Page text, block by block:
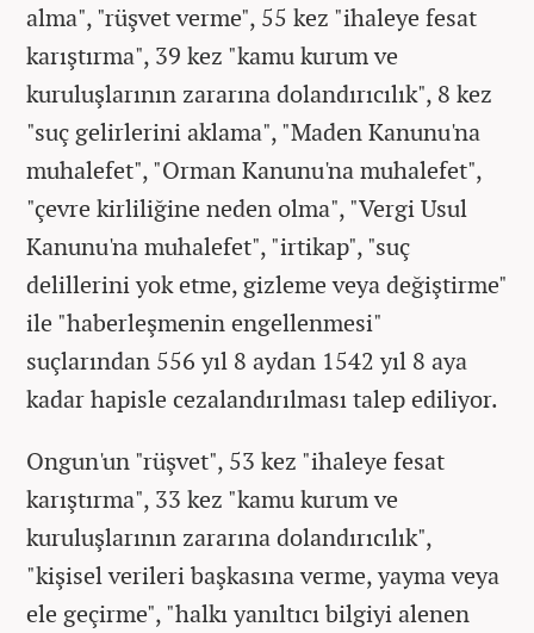
alma", "rüşvet verme", 55 kez "ihaleye fesat
karıştırma", 39 kez "kamu kurum ve
kuruluşlarının zararına dolandırıcılık", 8 kez
"suç gelirlerini aklama", "Maden Kanunu'na
muhalefet", "Orman Kanunu'na muhalefet",
"çevre kirliliğine neden olma", "Vergi Usul
Kanunu'na muhalefet", "irtikap", "suç
delillerini yok etme, gizleme veya değiştirme"
ile "haberleşmenin engellenmesi"
suçlarından 556 yıl 8 aydan 1542 yıl 8 aya
kadar hapisle cezalandırılması talep ediliyor.
Ongun'un "rüşvet", 53 kez "ihaleye fesat
karıştırma", 33 kez "kamu kurum ve
kuruluşlarının zararına dolandırıcılık",
"kişisel verileri başkasına verme, yayma veya
ele geçirme", "halkı yanıltıcı bilgiyi alenen